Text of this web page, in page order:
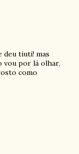
deu tiuti! mas
vou por lá olhar,
como